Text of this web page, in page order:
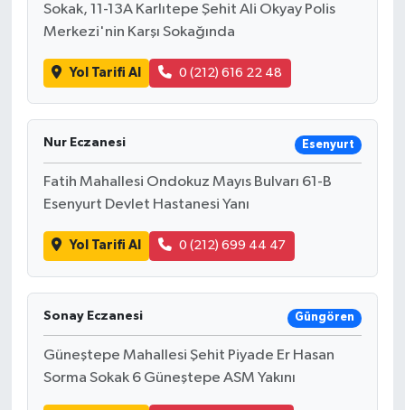
Sokak, 11-13A Karlıtepe Şehit Ali Okyay Polis
Merkezi'nin Karşı Sokağında
Yol Tarifi Al 0 (212) 616 22 48
Nur Eczanesi Esenyurt
Fatih Mahallesi Ondokuz Mayıs Bulvarı 61-B
Esenyurt Devlet Hastanesi Yanı
Yol Tarifi Al 0 (212) 699 44 47
Sonay Eczanesi Güngören
Güneştepe Mahallesi Şehit Piyade Er Hasan
Sorma Sokak 6 Güneştepe ASM Yakını